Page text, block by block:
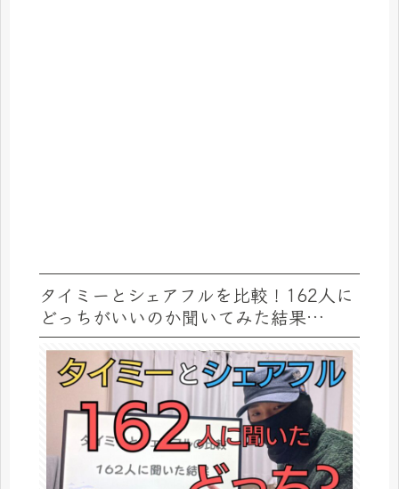
タイミーとシェアフルを比較！162人に
どっちがいいのか聞いてみた結果…